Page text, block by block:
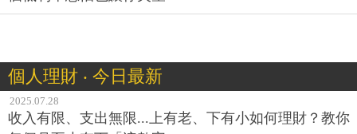
個人理財 ‧ 今日最新
2025.07.28
收入有限、支出無限...上有老、下有小如何理財？教你